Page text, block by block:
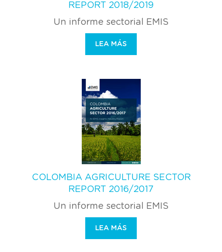
REPORT 2018/2019
Un informe sectorial EMIS
LEA MÁS
COLOMBIA AGRICULTURE SECTOR
REPORT 2016/2017
Un informe sectorial EMIS
LEA MÁS